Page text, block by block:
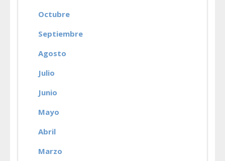
Octubre
Septiembre
Agosto
Julio
Junio
Mayo
Abril
Marzo